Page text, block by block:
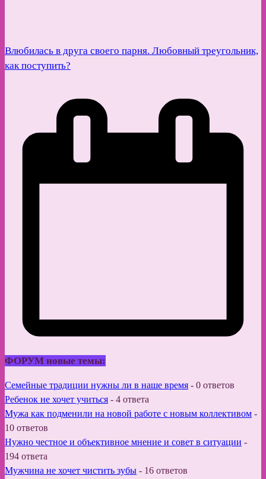
Влюбилась в друга своего парня. Любовный треугольник,
как поступить?
ФОРУМ новые темы:
Семейные традиции нужны ли в наше время - 0 ответов
Ребенок не хочет учиться - 4 ответа
Мужа как подменили на новой работе с новым коллективом -
10 ответов
Нужно честное и объективное мнение и совет в ситуации -
194 ответа
Мужчина не хочет чистить зубы - 16 ответов